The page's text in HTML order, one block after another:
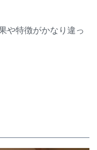
や特徴がかなり違っ